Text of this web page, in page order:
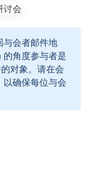
与会者邮件地
角度参与者是
对象。请在会
确保每位与会